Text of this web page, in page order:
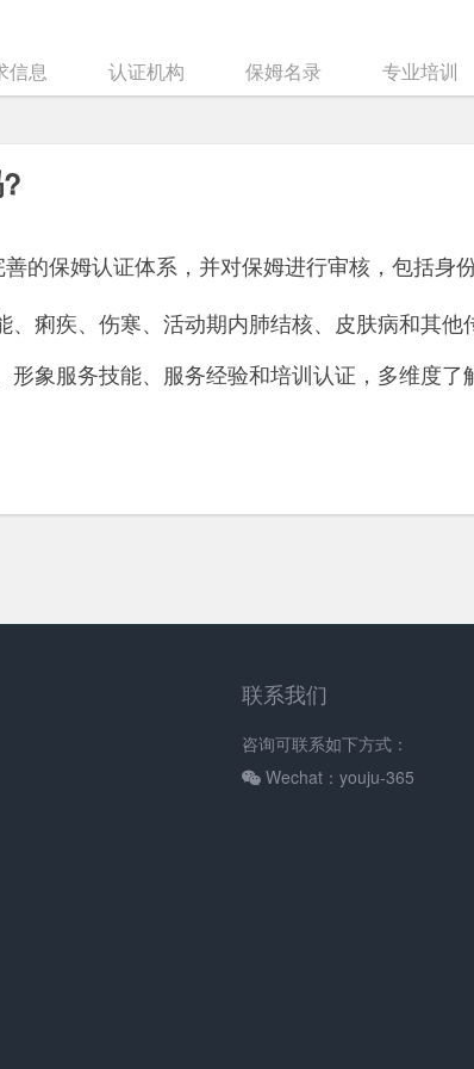
信息 认证机构 保姆名录 专业培训
的保姆认证体系，并对保姆进行审核，包括身
、痢疾、伤寒、活动期内肺结核、皮肤病和其
形象服务技能、服务经验和培训认证，多维度
联系我们
咨询可联系如下方式：
Wechat：youju-365